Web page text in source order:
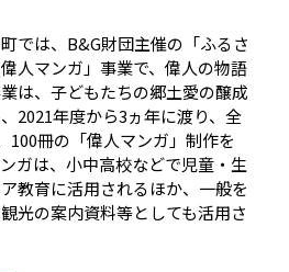
では、B&G財団主催の「ふるさ
人マンガ」事業で、偉人の物語
は、子どもたちの郷土愛の醸成
2021年度から3ヵ年に渡り、全
100冊の「偉人マンガ」制作を
ガは、小中高校などで児童・生
教育に活用されるほか、一般を
光の案内資料等としても活用さ